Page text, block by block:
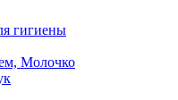
гигиены
Молочко